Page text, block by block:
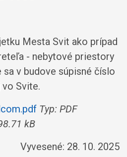
Mesta Svit ako prípad
- nebytové priestory
sa v budove súpisné číslo
Svite.
Typ: PDF
kB
Vyvesené: 28. 10. 2025